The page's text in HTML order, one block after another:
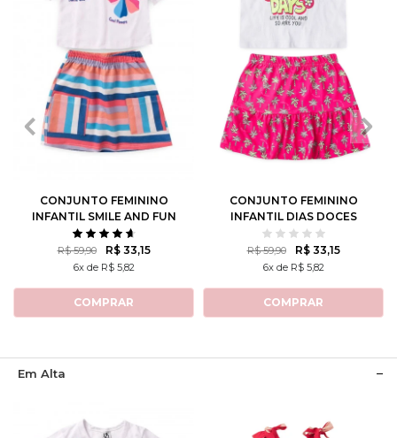
2 3 4 6 8
CONJUNTO FEMININO
INFANTIL SMILE AND FUN
R$ 59,90 R$ 33,15
6x de R$ 5,82
COMPRAR
2 3 4 6 8
10 12
CONJUNTO FEMININO
INFANTIL DIAS DOCES
R$ 59,90 R$ 33,15
6x de R$ 5,82
COMPRAR
Em Alta